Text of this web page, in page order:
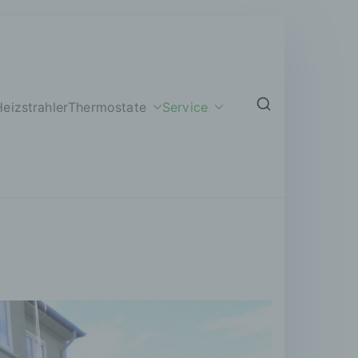
Thermostate Service